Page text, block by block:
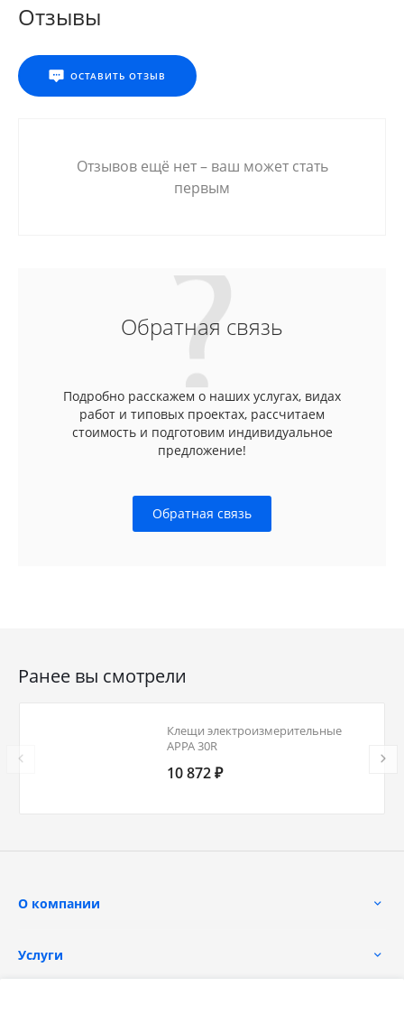
Отзывы
ОСТАВИТЬ ОТЗЫВ
Отзывов ещё нет – ваш может стать
первым
Обратная связь
Подробно расскажем о наших услугах, видах
работ и типовых проектах, рассчитаем
стоимость и подготовим индивидуальное
предложение!
Обратная связь
Ранее вы смотрели
Клещи электроизмерительные
APPA 30R
10 872 ₽
О компании
Услуги